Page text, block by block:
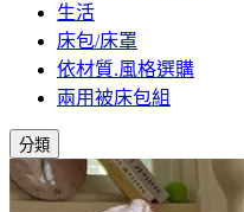
生活
床包/床罩
依材質.風格選購
兩用被床包組
分類